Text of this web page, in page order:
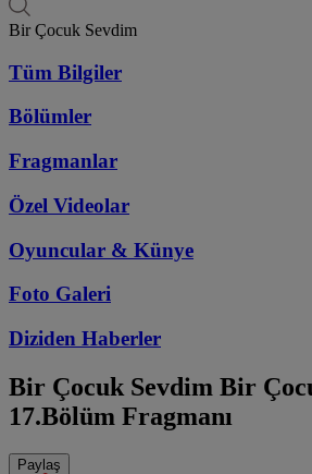
Bir Çocuk Sevdim
Tüm Bilgiler
Bölümler
Fragmanlar
Özel Videolar
Oyuncular & Künye
Foto Galeri
Diziden Haberler
Bir Çocuk Sevdim Bir
17.Bölüm Fragmanı
Paylaş